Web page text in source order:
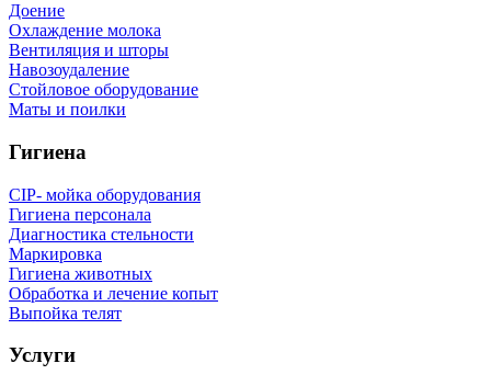
Доение
Охлаждение молока
Вентиляция и шторы
Навозоудаление
Стойловое оборудование
Маты и поилки
Гигиена
CIP- мойка оборудования
Гигиена персонала
Диагностика стельности
Маркировка
Гигиена животных
Обработка и лечение копыт
Выпойка телят
Услуги